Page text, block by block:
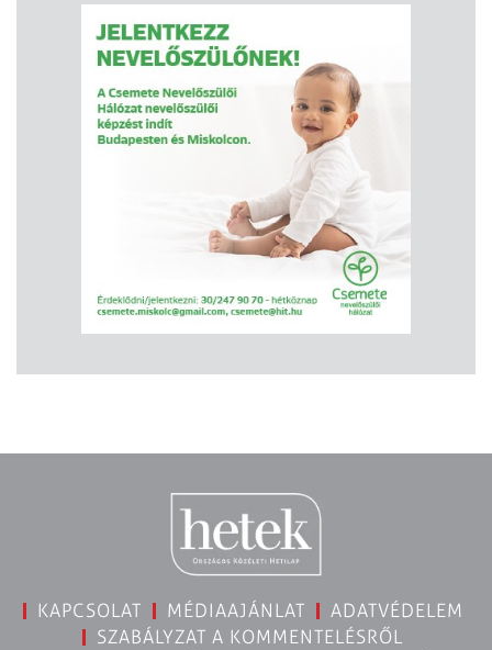
KAPCSOLAT MÉDIAAJÁNLAT
ADATVÉDELEM
SZABÁLYZAT A KOMMENTELÉSRŐL